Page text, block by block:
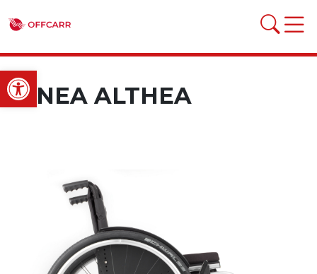
Open toolbar
LINEA ALTHEA